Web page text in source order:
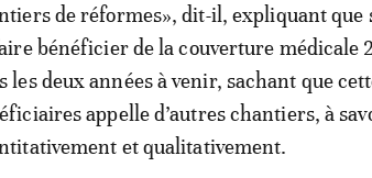
de réformes», dit-il, expliquant que
bénéficier de la couverture médicale
les deux années à venir, sachant que
appelle d’autres chantiers, à
et qualitativement.